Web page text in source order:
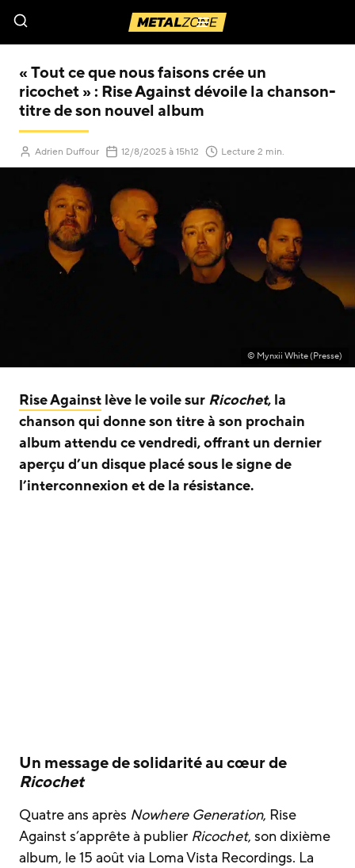
Menu
« Tout ce que nous faisons crée un
ricochet » : Rise Against dévoile la chanson-
titre de son nouvel album
Adrien Duffour 12/8/2025(Mis à jour le )
à 15h12 Lecture 2 min.
© Mynxii White (Presse)
Rise Against lève le voile sur Ricochet, la
chanson qui donne son titre à son prochain
album attendu ce vendredi, offrant un dernier
aperçu d’un disque placé sous le signe de
l’interconnexion et de la résistance.
Un message de solidarité au cœur de
Ricochet
Quatre ans après Nowhere Generation, Rise
Against s’apprête à publier Ricochet, son dixième
album, le 15 août via Loma Vista Recordings. La